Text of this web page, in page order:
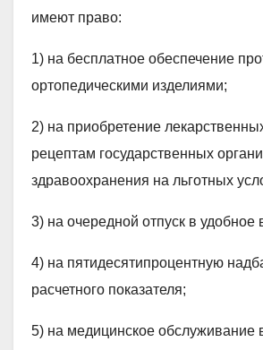
имеют право:
1) на бесплатное обеспечение
ортопедическими изделиями;
2) на приобретение
рецептам государственных
здравоохранения на льготных
3) на очередной отпуск в удобное
4) на пятидесятипроцентную
расчетного показателя;
5) на медицинское обслуживание